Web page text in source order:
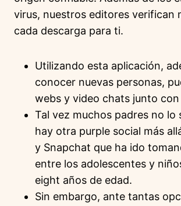
virus, nuestros editores verifican
cada descarga para ti.
Utilizando esta aplicación,
conocer nuevas personas,
webs y video chats junto con
Tal vez muchos padres no lo
hay otra purple social más
y Snapchat que ha ido
entre los adolescentes y
eight años de edad.
Sin embargo, ante tantas